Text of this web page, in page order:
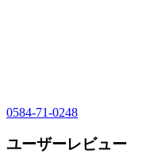
0584-71-0248
ユーザーレビュー